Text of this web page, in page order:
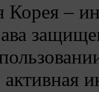
–
активная